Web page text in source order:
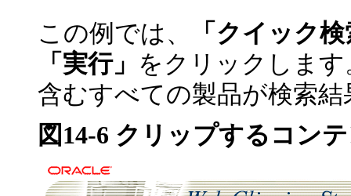
この例では、
「クイック
「実行」 をクリックします
含むすべての製品が検索
図14-6 クリップするコン